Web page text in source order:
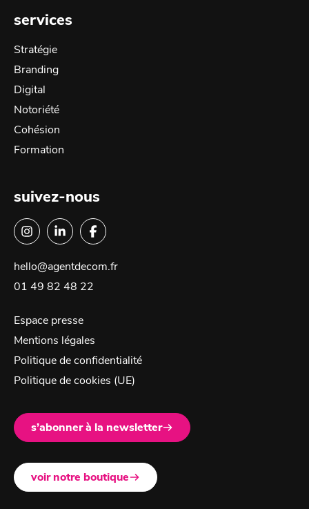
services
Stratégie
Branding
Digital
Notoriété
Cohésion
Formation
suivez-nous
hello@agentdecom.fr
01 49 82 48 22
Espace presse
Mentions légales
Politique de confidentialité
Politique de cookies (UE)
s’abonner à la newsletter
voir notre boutique